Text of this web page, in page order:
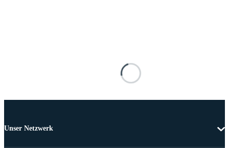
Unser Netzwerk